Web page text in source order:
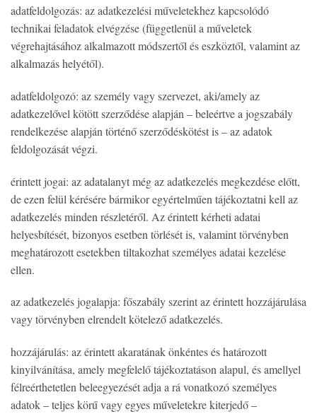
adatfeldolgozás: az adatkezelési műveletekhez kapcsolódó
technikai feladatok elvégzése (függetlenül a műveletek
végrehajtásához alkalmazott módszertől és eszköztől, valamint az
alkalmazás helyétől).
adatfeldolgozó: az személy vagy szervezet, aki/amely az
adatkezelővel kötött szerződése alapján – beleértve a jogszabály
rendelkezése alapján történő szerződéskötést is – az adatok
feldolgozását végzi.
érintett jogai: az adatalanyt még az adatkezelés megkezdése előtt,
de ezen felül kérésére bármikor egyértelműen tájékoztatni kell az
adatkezelés minden részletéről. Az érintett kérheti adatai
helyesbítését, bizonyos esetben törlését is, valamint törvényben
meghatározott esetekben tiltakozhat személyes adatai kezelése
ellen.
az adatkezelés jogalapja: főszabály szerint az érintett hozzájárulása
vagy törvényben elrendelt kötelező adatkezelés.
hozzájárulás: az érintett akaratának önkéntes és határozott
kinyilvánítása, amely megfelelő tájékoztatáson alapul, és amellyel
félreérthetetlen beleegyezését adja a rá vonatkozó személyes
adatok – teljes körű vagy egyes műveletekre kiterjedő –